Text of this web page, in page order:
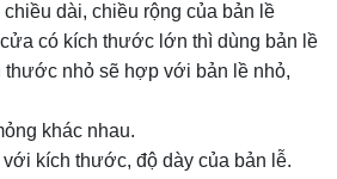
dài, chiều rộng của bản lề
có kích thước lớn thì dùng bản lề
thước nhỏ sẽ hợp với bản lề nhỏ,
khác nhau.
kích thước, độ dày của bản lễ.